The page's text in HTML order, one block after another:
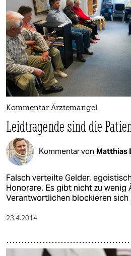
Kommentar Ärztemangel
Leidtragende sind die
Kommentar von Matthias
Falsch verteilte Gelder,
Honorare. Es gibt nicht zu wenig
Verantwortlichen blockieren sich
23.4.2014